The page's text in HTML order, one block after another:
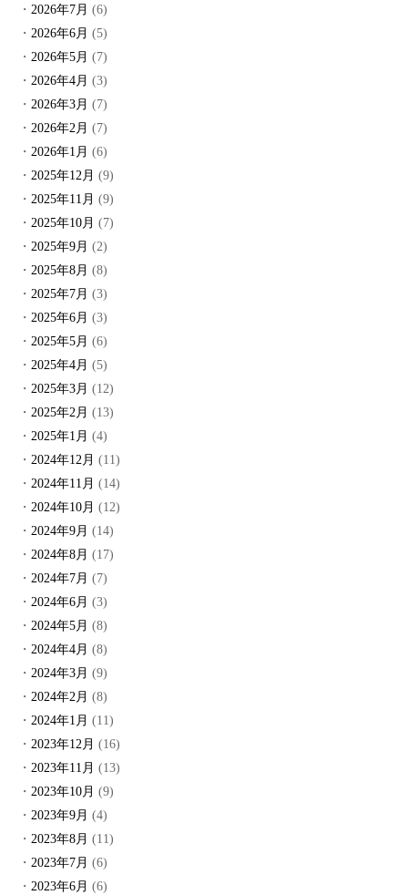
2026年7月 (6)
2026年6月 (5)
2026年5月 (7)
2026年4月 (3)
2026年3月 (7)
2026年2月 (7)
2026年1月 (6)
2025年12月 (9)
2025年11月 (9)
2025年10月 (7)
2025年9月 (2)
2025年8月 (8)
2025年7月 (3)
2025年6月 (3)
2025年5月 (6)
2025年4月 (5)
2025年3月 (12)
2025年2月 (13)
2025年1月 (4)
2024年12月 (11)
2024年11月 (14)
2024年10月 (12)
2024年9月 (14)
2024年8月 (17)
2024年7月 (7)
2024年6月 (3)
2024年5月 (8)
2024年4月 (8)
2024年3月 (9)
2024年2月 (8)
2024年1月 (11)
2023年12月 (16)
2023年11月 (13)
2023年10月 (9)
2023年9月 (4)
2023年8月 (11)
2023年7月 (6)
2023年6月 (6)